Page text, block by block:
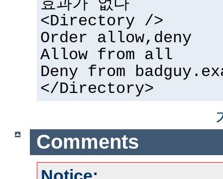
효과가 없다
<Directory />
Order allow,deny
Allow from all
Deny from
</Directory>
Comments